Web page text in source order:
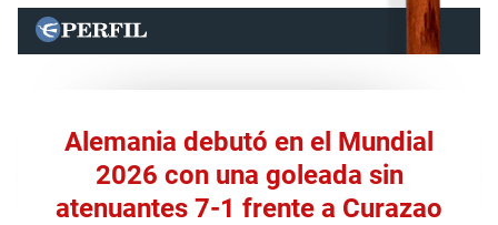
Alemania debutó en el Mundial
2026 con una goleada sin
atenuantes 7-1 frente a Curazao